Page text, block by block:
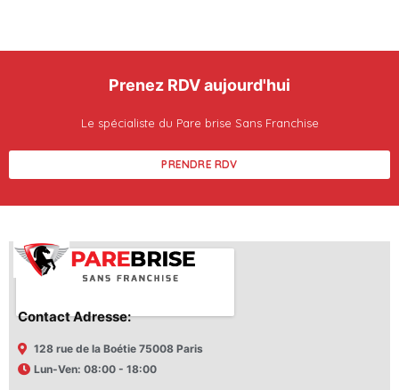
Prenez RDV aujourd'hui
Le spécialiste du Pare brise Sans Franchise
PRENDRE RDV
Contact Adresse:
128 rue de la Boétie 75008 Paris
Lun-Ven: 08:00 - 18:00